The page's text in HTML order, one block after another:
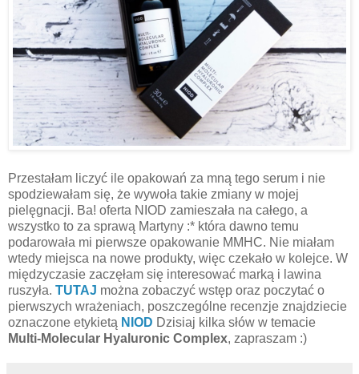
Przestałam liczyć ile opakowań za mną tego serum i nie
spodziewałam się, że wywoła takie zmiany w mojej
pielęgnacji. Ba! oferta NIOD zamieszała na całego, a
wszystko to za sprawą Martyny :* która dawno temu
podarowała mi pierwsze opakowanie MMHC. Nie miałam
wtedy miejsca na nowe produkty, więc czekało w kolejce. W
międzyczasie zaczęłam się interesować marką i lawina
ruszyła. TUTAJ można zobaczyć wstęp oraz poczytać o
pierwszych wrażeniach, poszczególne recenzje znajdziecie
oznaczone etykietą NIOD Dzisiaj kilka słów w temacie
Multi-Molecular Hyaluronic Complex, zapraszam :)